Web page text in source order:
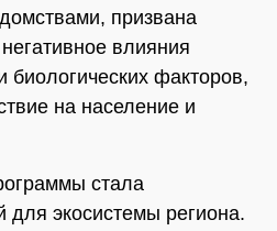
призвана
влияния
биологических факторов,
на население и
стала
экосистемы региона.